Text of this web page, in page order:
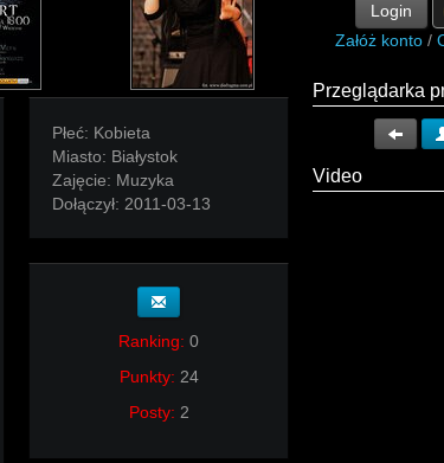
Płeć: Kobieta
Miasto: Białystok
Zajęcie: Muzyka
Dołączył: 2011-03-13
Ranking: 0
Punkty: 24
Posty: 2
Login
Załóż konto /
Przeglądarka
Video